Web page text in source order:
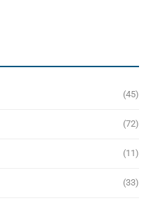
(45)
(72)
(11)
(33)